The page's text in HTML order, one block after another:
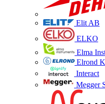
Elit AB
ELKO
Elma
Elrond
Interact
Megger